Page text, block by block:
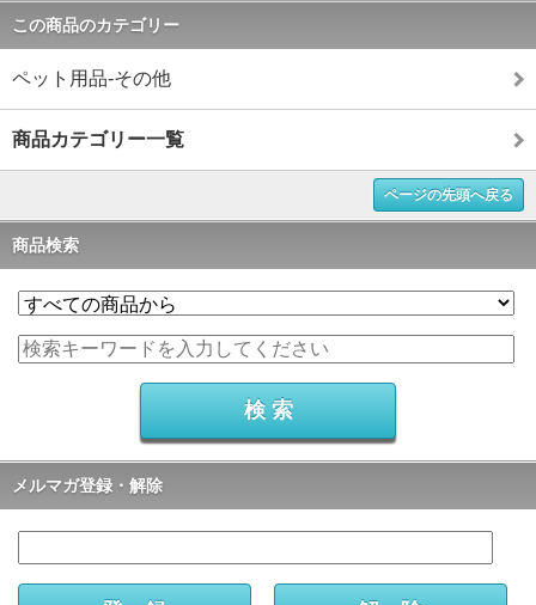
この商品のカテゴリー
ペット用品-その他
商品カテゴリー一覧
ページの先頭へ戻る
商品検索
メルマガ登録・解除